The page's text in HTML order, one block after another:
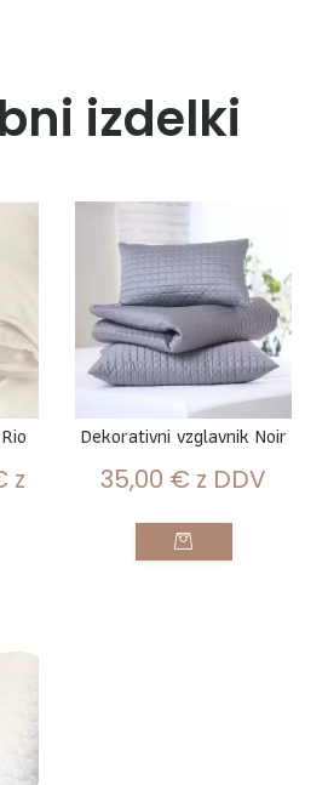
izdelki
z
Dekorativni vzglavnik Noir
35,00 € z DDV